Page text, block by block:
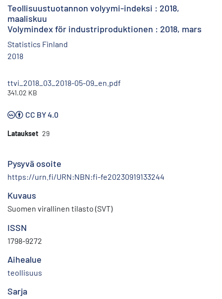
Teollisuustuotannon volyymi-indeksi : 2018,
maaliskuu
Volymindex för industriproduktionen : 2018, mars
Statistics Finland
2018
ttvi_2018_03_2018-05-09_en.pdf
341.02 KB
CC BY 4.0
Lataukset 29
Pysyvä osoite
https://urn.fi/URN:NBN:fi-fe20230919133244
Kuvaus
Suomen virallinen tilasto (SVT)
ISSN
1798-9272
Aihealue
teollisuus
Sarja